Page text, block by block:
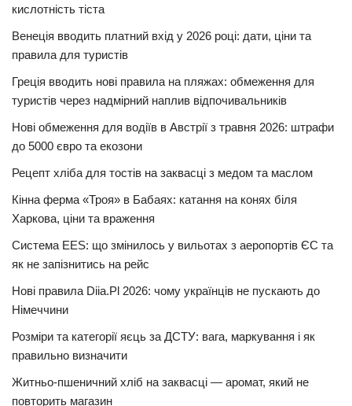
кислотність тіста
Венеція вводить платний вхід у 2026 році: дати, ціни та
правила для туристів
Греція вводить нові правила на пляжах: обмеження для
туристів через надмірний наплив відпочивальників
Нові обмеження для водіїв в Австрії з травня 2026: штрафи
до 5000 євро та екозони
Рецепт хліба для тостів на заквасці з медом та маслом
Кінна ферма «Троя» в Бабаях: катання на конях біля
Харкова, ціни та враження
Система EES: що змінилось у вильотах з аеропортів ЄС та
як не запізнитись на рейс
Нові правила Diia.Pl 2026: чому українців не пускають до
Німеччини
Розміри та категорії яєць за ДСТУ: вага, маркування і як
правильно визначити
Житньо-пшеничний хліб на заквасці — аромат, який не
повторить магазин